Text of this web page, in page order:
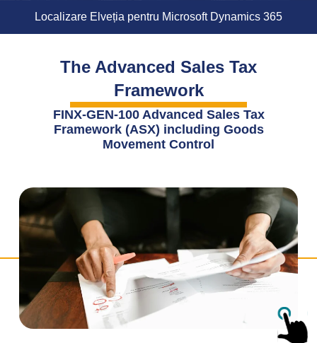
Localizare Elveția pentru Microsoft Dynamics 365
The Advanced Sales Tax
Framework
FINX-GEN-100 Advanced Sales Tax
Framework (ASX) including Goods
Movement Control